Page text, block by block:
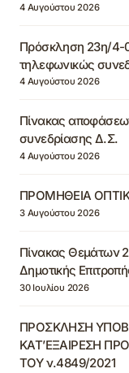
4 Αυγούστου 2026
Πρόσκληση 23η/4-
τηλεφωνικώς
4 Αυγούστου 2026
Πίνακας
συνεδρίασης Δ.Σ.
4 Αυγούστου 2026
ΠΡΟΜΗΘΕΙΑ
3 Αυγούστου 2026
Πίνακας Θεμάτων
Δημοτικής
30 Ιουλίου 2026
ΠΡΟΣΚΛΗΣΗ
ΚΑΤ’ΕΞΑΙΡΕΣΗ
ΤΟΥ ν.4849/